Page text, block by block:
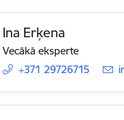
Ina Erķena
Vecākā eksperte
+371 29726715